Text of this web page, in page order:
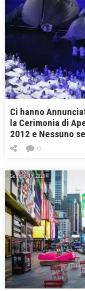
Ci hanno
la Cerimonia di
2012 e Nessuno
0
Gennaio 13, 2021